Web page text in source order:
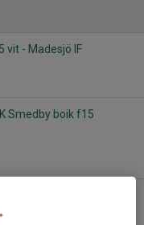
vit - Madesjö IF
Smedby boik f15